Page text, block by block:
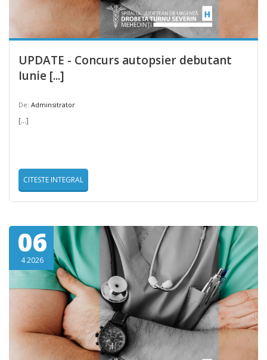
UPDATE - Concurs autopsier debutant
Iunie [...]
De: Adminsitrator
[...]
CITESTE INTEGRAL
06
4 2026